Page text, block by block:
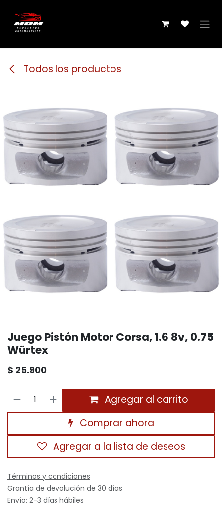
Todos los productos
Juego Pistón Motor Corsa, 1.6 8v, 0.75
Würtex
$ 25.900
Agregar al carrito
Comprar ahora
Agregar a la lista de deseos
Términos y condiciones
Grantía de devolución de 30 días
Envío: 2-3 días hábiles